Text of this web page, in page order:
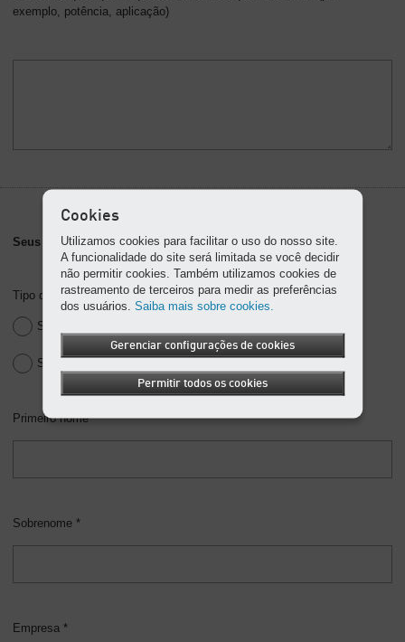
exemplo, potência, aplicação)
Seus detalhes pessoais/empresariais
Tipo de endereço *
Sr.
Sra.
Primeiro nome *
Sobrenome *
Empresa *
Cookies
Utilizamos cookies para facilitar o uso do nosso site.
A funcionalidade do site será limitada se você decidir
não permitir cookies. Também utilizamos cookies de
rastreamento de terceiros para medir as preferências
dos usuários.Saiba mais sobre cookies.
Gerenciar configurações de cookies
Permitir todos os cookies